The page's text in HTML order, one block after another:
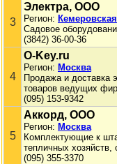
3
Электра, ООО
Регион:
Садовое
(3842) 36-00-36
4
O-Key.ru
Регион: Москва
Продажа и доставка
товаров ведущих
(095) 153-9342
5
Аккорд, ООО
Регион: Москва
Комплектующие к
тепличных
(095) 355-3370